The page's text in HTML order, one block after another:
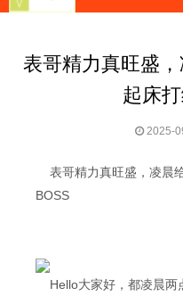
表哥精力真旺盛
起床
2025-
表哥精力真旺盛，凌晨
BOSS
Hello大家好，都凌晨两